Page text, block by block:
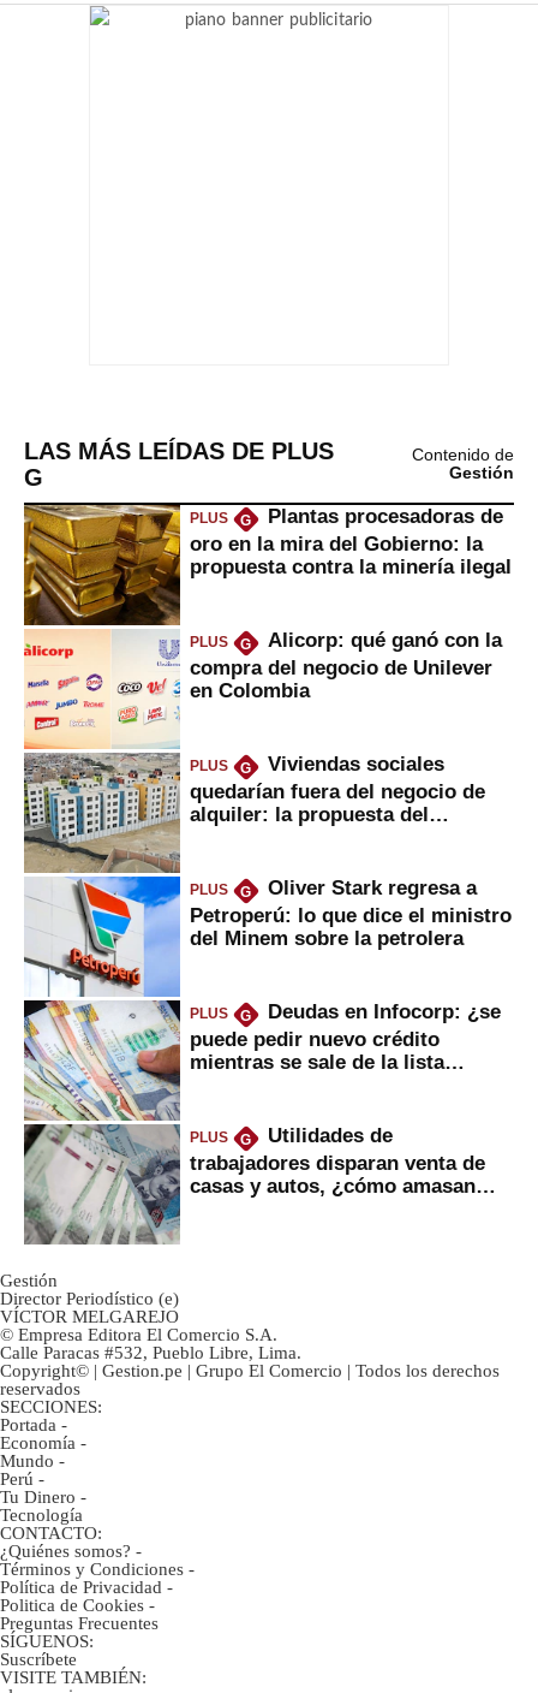
LAS MÁS LEÍDAS DE PLUS
G
Contenido de
Gestión
PLUS G
Plantas procesadoras de
oro en la mira del Gobierno: la
propuesta contra la minería ilegal
PLUS G
Alicorp: qué ganó con la
compra del negocio de Unilever
en Colombia
PLUS G
Viviendas sociales
quedarían fuera del negocio de
alquiler: la propuesta del
PLUS G
Oliver Stark regresa a
Petroperú: lo que dice el ministro
del Minem sobre la petrolera
PLUS G
Deudas en Infocorp: ¿se
puede pedir nuevo crédito
mientras se sale de la lista
PLUS G
Utilidades de
trabajadores disparan venta de
casas y autos, ¿cómo amasan
Gestión
Director Periodístico (e)
VÍCTOR MELGAREJO
© Empresa Editora El Comercio S.A.
Calle Paracas #532, Pueblo Libre, Lima.
Copyright© | Gestion.pe | Grupo El Comercio | Todos los derechos
reservados
SECCIONES:
Portada -
Economía -
Mundo -
Perú -
Tu Dinero -
Tecnología
CONTACTO:
¿Quiénes somos? -
Términos y Condiciones -
Política de Privacidad -
Politica de Cookies -
Preguntas Frecuentes
SÍGUENOS:
Suscríbete
VISITE TAMBIÉN: